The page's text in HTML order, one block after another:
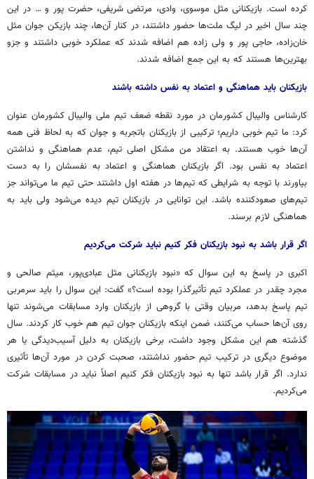
کرده است. بازیکنانی مثل موسوی، وادی، مرتضی شریفی، حضرت پور و … در این
چند سال اخیر در لیگ ملت‌ها حضور داشتند، در کنار آن‌ها، چند بازیکن جوان مثل
خان‌زاده، حاجی پور و ولی زاده هم اضافه شدند که عملکرد خوبی داشتند و جزو
بهترین‌ها هستند که به این جمع اضافه شدند.
بازیکنان باید هماهنگی و اعتماد به نفس داشته باشند
کارشناس والیبال کشورمان در مورد نقطه ضعف تیم ملی والیبال کشورمان عنوان
کرد: ما تیم خوبی داریم؛ ترکیبی از بازیکنان باتجربه و جوان که به لحاظ فنی همه
آن‌ها خوب هستند. به اعتقاد من مشکل اصلی تیم، عدم هماهنگی و نداشتن
اعتماد به نفس بود. اگر بازیکنان هماهنگی و اعتماد به نفسشان را به دست
بیاورند با توجه به شرایطی که تیم‌ها در هفته اول داشتند حتی تیم ما می‌تواند جز
تیم‌های صعودکننده باشد. این توانایی در بازیکنانتیم دیده می‌شود ولی باید به
هماهنگی لازم برسند.
اگر قرار باشد به نبود بازیکنان فکر کنیم نباید شرکت می‌کردیم
اکبری در پاسخ به این سوال که «نبود بازیکنانی مثل عبادی‌پور، میثم صالحی و
مجردچقدر در عملکرد تیم تأثیرگذرا بوده است؟» گفت: این سوال را باید سرمربی
تیم پاسخ بدهد، مربیان وقتی با گروهی از بازیکنان وارد مسابقات می‌شوند تنها
روی آن‌ها حساب می‌کنند، ضمن اینکه بازیکنان جوان تیم هم خوب کار کردند. سال
گذشته هم این مشکل وجود داشت، برخی بازیکنان به دلیل آسیب‌دیدگی یا هر
موضوع دیگری در ترکیب تیم حضور نداشتند، صحبت کردن در مورد آن‌ها تأثیری
ندارد. اگر قرار باشد تنها به نبود بازیکنان فکر کنیم اصلاً نباید در مسابقات شرکت
می‌کردیم.